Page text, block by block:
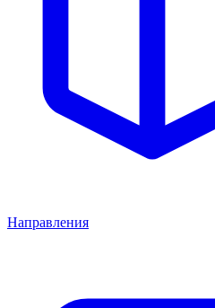
Направления